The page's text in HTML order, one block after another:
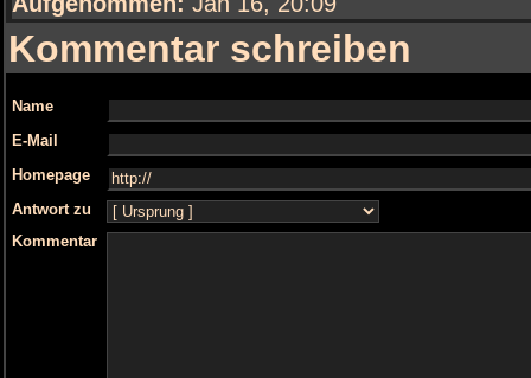
Kommentar schreiben
Name
E-Mail
Homepage
Antwort zu
Kommentar